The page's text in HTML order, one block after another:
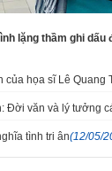
lặng thầm ghi
của họa sĩ Lê Quang
Đời văn và lý tưởng
tình tri ân(12/05/